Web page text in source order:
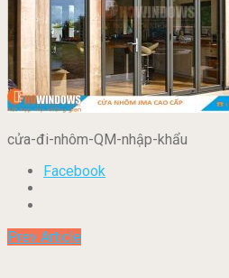
cửa-đi-nhôm-QM-nhập-khẩu
Facebook
Prev Article